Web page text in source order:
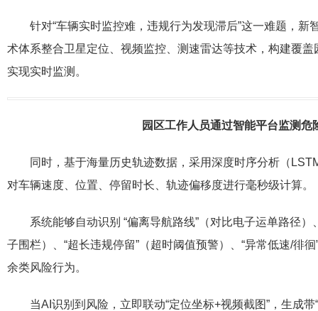
针对“车辆实时监控难，违规行为发现滞后”这一难题，新
术体系整合卫星定位、视频监控、测速雷达等技术，构建覆
实现实时监测。
园区工作人员通过智能平台监测危
同时，基于海量历史轨迹数据，采用深度时序分析（
对车辆速度、位置、停留时长、轨迹偏移度进行毫秒级计算。
系统能够自动识别 “偏离导航路线”（对比电子运单路径）
子围栏）、“超长违规停留”（超时阈值预警）、“异常低速/徘
余类风险行为。
当AI识别到风险，立即联动“定位坐标+视频截图”，生成带